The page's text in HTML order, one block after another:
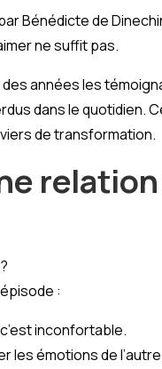
Bénédicte de
ne suffit pas.
années les
dans le quotidien.
de transformation.
:
inconfortable.
les émotions de